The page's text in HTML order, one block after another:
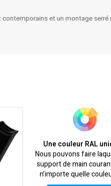
et un montage serré
Une couleur RAL
Nous pouvons faire
support de main
n’importe quelle